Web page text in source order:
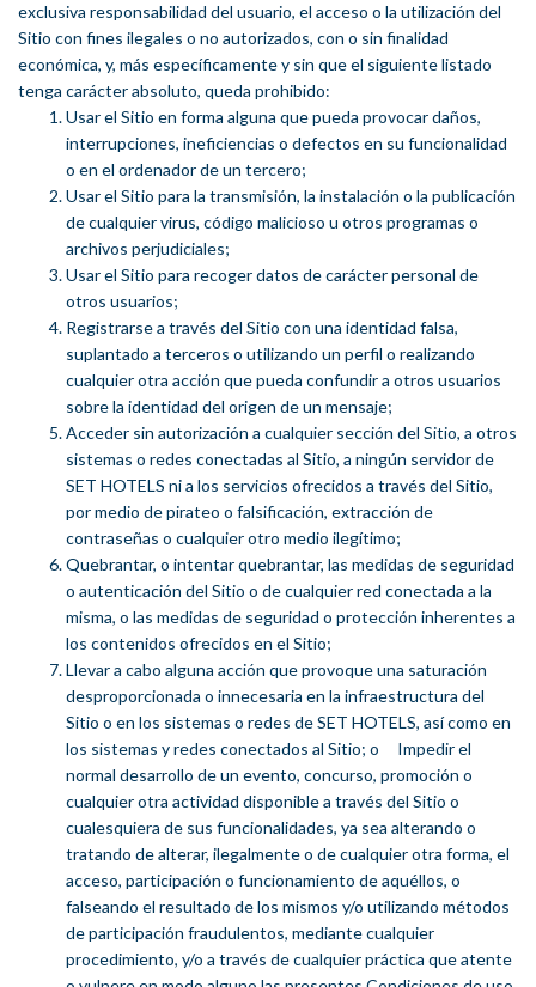
exclusiva responsabilidad del usuario, el acceso o la utilización del
Sitio con fines ilegales o no autorizados, con o sin finalidad
económica, y, más específicamente y sin que el siguiente listado
tenga carácter absoluto, queda prohibido:
Usar el Sitio en forma alguna que pueda provocar daños,
interrupciones, ineficiencias o defectos en su funcionalidad
o en el ordenador de un tercero;
Usar el Sitio para la transmisión, la instalación o la publicación
de cualquier virus, código malicioso u otros programas o
archivos perjudiciales;
Usar el Sitio para recoger datos de carácter personal de
otros usuarios;
Registrarse a través del Sitio con una identidad falsa,
suplantado a terceros o utilizando un perfil o realizando
cualquier otra acción que pueda confundir a otros usuarios
sobre la identidad del origen de un mensaje;
Acceder sin autorización a cualquier sección del Sitio, a otros
sistemas o redes conectadas al Sitio, a ningún servidor de
SET HOTELS ni a los servicios ofrecidos a través del Sitio,
por medio de pirateo o falsificación, extracción de
contraseñas o cualquier otro medio ilegítimo;
Quebrantar, o intentar quebrantar, las medidas de seguridad
o autenticación del Sitio o de cualquier red conectada a la
misma, o las medidas de seguridad o protección inherentes a
los contenidos ofrecidos en el Sitio;
Llevar a cabo alguna acción que provoque una saturación
desproporcionada o innecesaria en la infraestructura del
Sitio o en los sistemas o redes de SET HOTELS, así como en
los sistemas y redes conectados al Sitio; o Impedir el
normal desarrollo de un evento, concurso, promoción o
cualquier otra actividad disponible a través del Sitio o
cualesquiera de sus funcionalidades, ya sea alterando o
tratando de alterar, ilegalmente o de cualquier otra forma, el
acceso, participación o funcionamiento de aquéllos, o
falseando el resultado de los mismos y/o utilizando métodos
de participación fraudulentos, mediante cualquier
procedimiento, y/o a través de cualquier práctica que atente